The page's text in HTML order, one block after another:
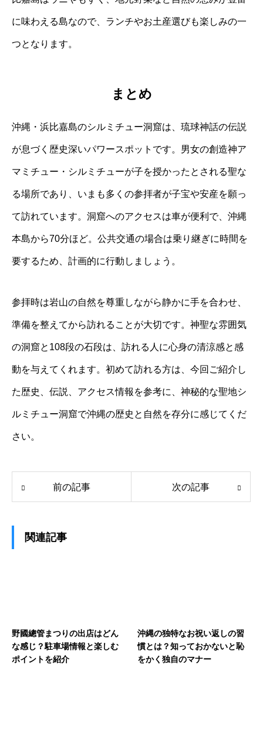
に味わえる島なので、ランチやお土産選びも楽しみの一
つとなります。
まとめ
沖縄・浜比嘉島のシルミチュー洞窟は、琉球神話の伝説
が息づく歴史深いパワースポットです。男女の創造神ア
マミチュー・シルミチューが子を授かったとされる聖な
る場所であり、いまも多くの参拝者が子宝や安産を願っ
て訪れています。洞窟へのアクセスは車が便利で、沖縄
本島から70分ほど。公共交通の場合は乗り継ぎに時間を
要するため、計画的に行動しましょう。
参拝時は岩山の自然を尊重しながら静かに手を合わせ、
準備を整えてから訪れることが大切です。神聖な雰囲気
の洞窟と108段の石段は、訪れる人に心身の清涼感と感
動を与えてくれます。初めて訪れる方は、今回ご紹介し
た歴史、伝説、アクセス情報を参考に、神秘的な聖地シ
ルミチュー洞窟で沖縄の歴史と自然を存分に感じてくだ
さい。
前の記事 次の記事
関連記事
野國總管まつりの出店はどん
な感じ？駐車場情報と楽しむ
ポイントを紹介
沖縄の独特なお祝い返しの習
慣とは？知っておかないと恥
をかく独自のマナー